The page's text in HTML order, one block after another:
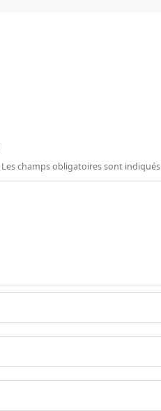
Les champs obligatoires sont indiqués